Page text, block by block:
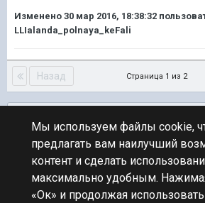
Изменено 30 мар 2016, 18:38:32
LLIalanda_polnaya_keFali
Назад Страница 1 из 2
ПЕРЕЙТИ К СПИСКУ ТЕМ
Обсуждение Мира Кораблей
Мы используем файлы cookie,
предлагать вам наилучший
контент и сделать
максимально удобным.
«Ок» и продолжая